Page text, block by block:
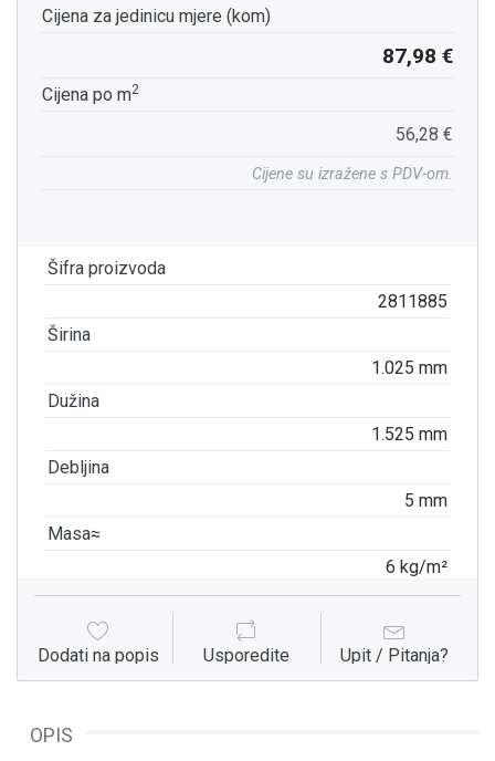
Šifra proizvoda
2811885
Širina
1.025 mm
Dužina
1.525 mm
Debljina
5 mm
Masa≈
6 kg/m²
Cijena za jedinicu mjere (kom)
87,98 €
Cijena po m2
56,28 €
Cijene su izražene s PDV-om.
Dodati na popis Usporedite Upit / Pitanja?
OPIS